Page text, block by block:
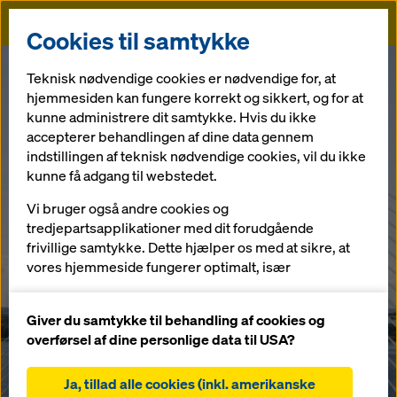
Doka
Gør det nemt
medDokaXlight
Ultralet håndforskalling
Køb drager,
dækstøtter,
og plader
til de bedste Doka-priser.
Cookies til samtykke
Teknisk nødvendige cookies er nødvendige for, at
hjemmesiden kan fungere korrekt og sikkert, og for at
kunne administrere dit samtykke. Hvis du ikke
accepterer behandlingen af dine data gennem
indstillingen af teknisk nødvendige cookies, vil du ikke
kunne få adgang til webstedet.
Vi bruger også andre cookies og
tredjepartsapplikationer med dit forudgående
frivillige samtykke. Dette hjælper os med at sikre, at
vores hjemmeside fungerer optimalt, især
hjemmeside (funktionelle og statistiske cookies),
at lette en problemfri købsproces, når du bruger
cookies),
Giver du samtykke til behandling af cookies og
overførsel af dine personlige data til USA?
Ja, tillad alle cookies (inkl. amerikanske